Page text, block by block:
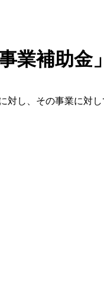
業補助金
し、その事業に対し